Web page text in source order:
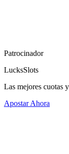
Patrocinador
LucksSlots
Las mejores cuotas
Apostar Ahora